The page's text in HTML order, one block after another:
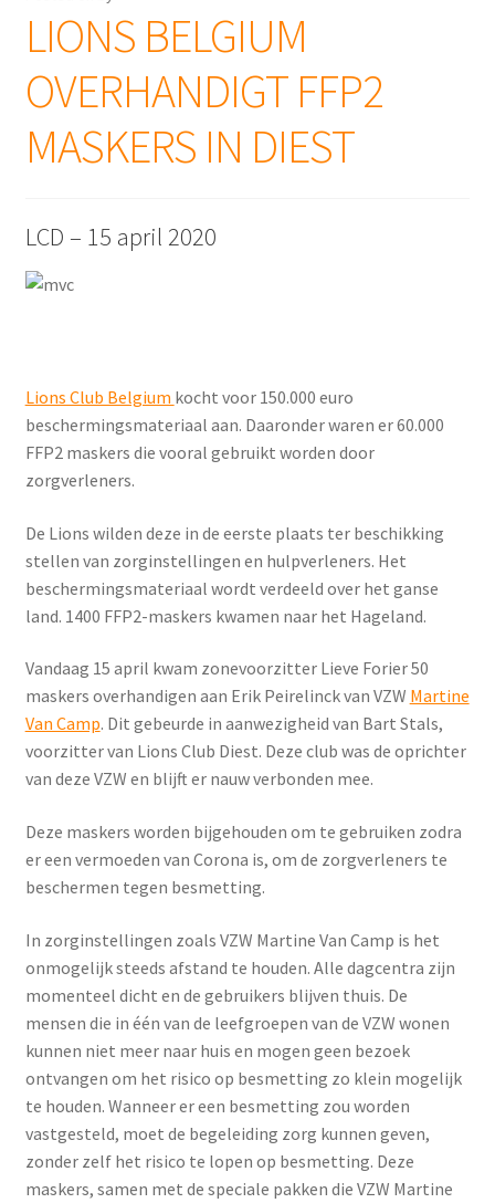
LIONS BELGIUM
OVERHANDIGT FFP2
MASKERS IN DIEST
LCD – 15 april 2020
Lions Club Belgium kocht voor 150.000 euro
beschermingsmateriaal aan. Daaronder waren er 60.000
FFP2 maskers die vooral gebruikt worden door
zorgverleners.
De Lions wilden deze in de eerste plaats ter beschikking
stellen van zorginstellingen en hulpverleners. Het
beschermingsmateriaal wordt verdeeld over het ganse
land. 1400 FFP2-maskers kwamen naar het Hageland.
Vandaag 15 april kwam zonevoorzitter Lieve Forier 50
maskers overhandigen aan Erik Peirelinck van VZW Martine
Van Camp. Dit gebeurde in aanwezigheid van Bart Stals,
voorzitter van Lions Club Diest. Deze club was de oprichter
van deze VZW en blijft er nauw verbonden mee.
Deze maskers worden bijgehouden om te gebruiken zodra
er een vermoeden van Corona is, om de zorgverleners te
beschermen tegen besmetting.
In zorginstellingen zoals VZW Martine Van Camp is het
onmogelijk steeds afstand te houden. Alle dagcentra zijn
momenteel dicht en de gebruikers blijven thuis. De
mensen die in één van de leefgroepen van de VZW wonen
kunnen niet meer naar huis en mogen geen bezoek
ontvangen om het risico op besmetting zo klein mogelijk
te houden. Wanneer er een besmetting zou worden
vastgesteld, moet de begeleiding zorg kunnen geven,
zonder zelf het risico te lopen op besmetting. Deze
maskers, samen met de speciale pakken die VZW Martine